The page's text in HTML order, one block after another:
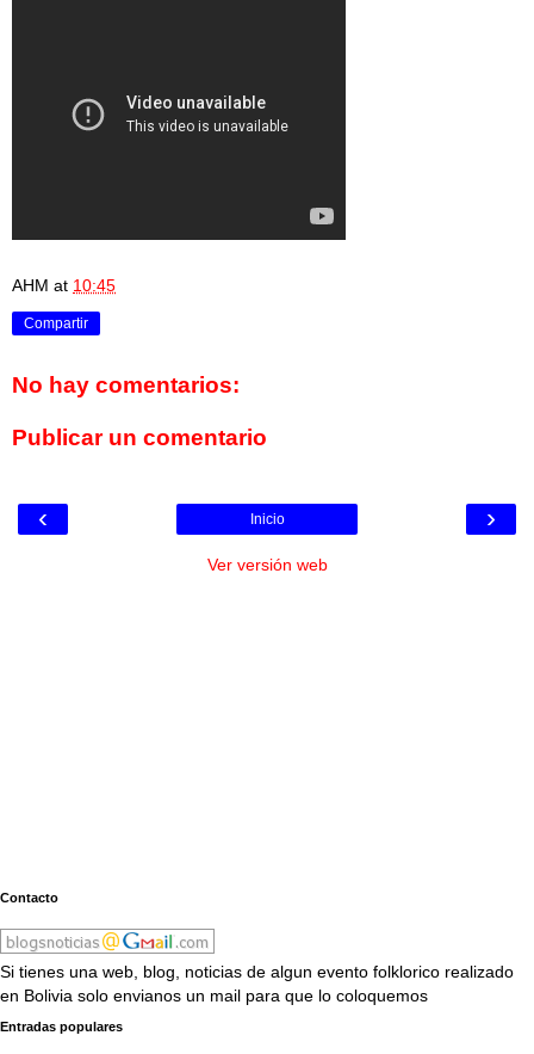
AHM at 10:45
Compartir
No hay comentarios:
Publicar un comentario
‹ ›
Inicio
Ver versión web
Contacto
Si tienes una web, blog, noticias de algun evento folklorico realizado
en Bolivia solo envianos un mail para que lo coloquemos
Entradas populares